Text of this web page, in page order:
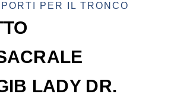
PER IL TRONCO
LADY DR.